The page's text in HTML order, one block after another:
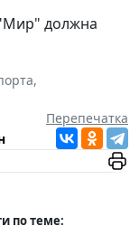
должна
,
Перепечатка
по теме: